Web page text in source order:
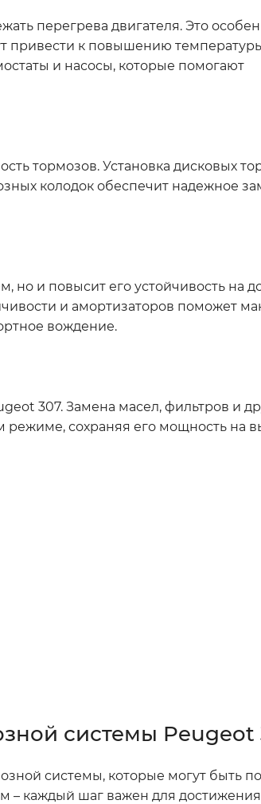
перегрева двигателя. Это
привести к повышению
и насосы, которые помогают
тормозов. Установка дисковых
колодок обеспечит надежное
и повысит его устойчивость на
и амортизаторов поможет
вождение.
307. Замена масел, фильтров и
режиме, сохраняя его мощность на
системы Peugeot
системы, которые могут быть
– каждый шаг важен для